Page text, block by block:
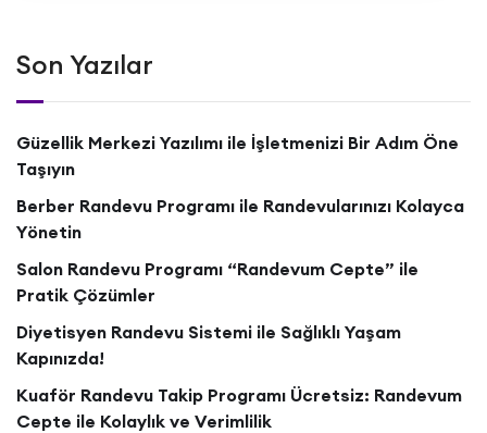
Son Yazılar
Güzellik Merkezi Yazılımı ile İşletmenizi Bir Adım Öne
Taşıyın
Berber Randevu Programı ile Randevularınızı Kolayca
Yönetin
Salon Randevu Programı “Randevum Cepte” ile
Pratik Çözümler
Diyetisyen Randevu Sistemi ile Sağlıklı Yaşam
Kapınızda!
Kuaför Randevu Takip Programı Ücretsiz: Randevum
Cepte ile Kolaylık ve Verimlilik